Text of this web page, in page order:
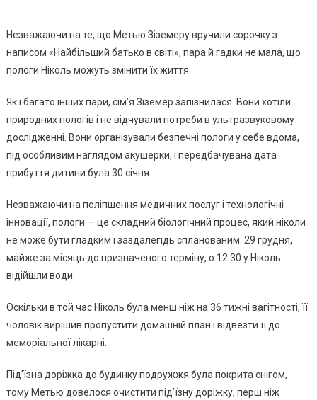
Незважаючи на те, що Метью Зіземеру вручили сорочку з
написом «Найбільший батько в світі», пара й гадки не мала, що
пологи Ніколь можуть змінити їх життя.
Як і багато інших пари, сім’я Зіземер запізнилася. Вони хотіли
природних пологів і не відчували потреби в ультразвуковому
дослідженні. Вони організували безпечні пологи у себе вдома,
під особливим наглядом акушерки, і передбачувана дата
прибуття дитини була 30 січня.
Незважаючи на поліпшення медичних послуг і технологічні
інновації, пологи — це складний біологічний процес, який ніколи
не може бути гладким і заздалегідь спланованим. 29 грудня,
майже за місяць до призначеного терміну, о 12:30 у Ніколь
відійшли води.
Оскільки в той час Ніколь була менш ніж на 36 тижні вагітності, її
чоловік вирішив пропустити домашній план і відвезти її до
меморіальної лікарні.
Під’їзна доріжка до будинку подружжя була покрита снігом,
тому Метью довелося очистити під’їзну доріжку, перш ніж